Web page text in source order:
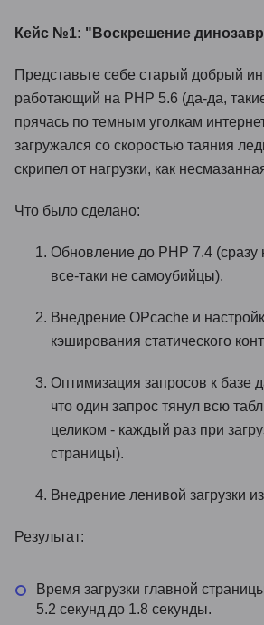
Кейс №1: "Воскрешение
Представьте себе старый добрый
работающий на PHP 5.6 (да-да,
прячась по темным уголкам
загружался со скоростью таяния
скрипел от нагрузки, как
Что было сделано:
Обновление до PHP 7.4 (сразу
все-таки не самоубийцы).
Внедрение OPcache и
кэширования статического
Оптимизация запросов к базе
что один запрос тянул всю
целиком - каждый раз при
страницы).
Внедрение ленивой загрузки
Результат:
Время загрузки главной
5.2 секунд до 1.8 секунды.